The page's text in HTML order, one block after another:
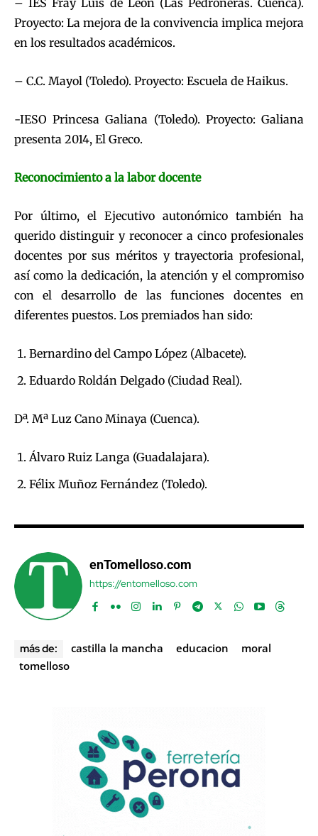
Proyecto: La mejora de la convivencia implica mejora
en los resultados académicos.
– C.C. Mayol (Toledo). Proyecto: Escuela de Haikus.
-IESO Princesa Galiana (Toledo). Proyecto: Galiana
presenta 2014, El Greco.
Reconocimiento a la labor docente
Por último, el Ejecutivo autonómico también ha
querido distinguir y reconocer a cinco profesionales
docentes por sus méritos y trayectoria profesional,
así como la dedicación, la atención y el compromiso
con el desarrollo de las funciones docentes en
diferentes puestos. Los premiados han sido:
Bernardino del Campo López (Albacete).
Eduardo Roldán Delgado (Ciudad Real).
Dª. Mª Luz Cano Minaya (Cuenca).
Álvaro Ruiz Langa (Guadalajara).
Félix Muñoz Fernández (Toledo).
enTomelloso.com
https://entomelloso.com
más de: castilla la mancha educacion
moral
tomelloso